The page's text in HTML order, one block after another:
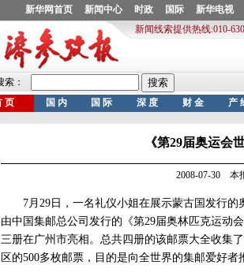
《第29届奥运会
2008-07-30 本
7月29日，一名礼仪小姐在展示蒙古国发行的
由中国集邮总公司发行的《第29届奥林匹克运动
三册在广州市亮相。总共四册的该邮票大全收集
区的500多枚邮票，目的是向全世界的集邮爱好者